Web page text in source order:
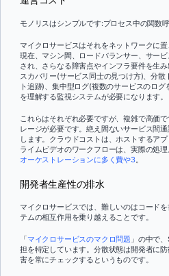
モノリスはシンプルです:プロセス中の関数
マイクロサービスはそれをネットワークに
現在、マシン間、ロードバランサー、サー
され、さらなる障害点やインフラ要件を生
スカバリー(サービス同士の見つけ方)、分
ト追跡)、集中型ログ(複数のサービスのロ
を理解する監視システムが必要になります。
これらはそれぞれ必要ですが、複雑で高価
レージが必要です。絶え間ないサービス間
します。クラウドコストは、ホストするア
ライムビデオのワークフローは、実際の処
オーケストレーションに多く費や3。
開発者生産性の排水
マイクロサービスでは、難しいのはコード
テムの相互作用を乗り越えることです。
「マイクロサービスのマクロ問題 」の中で
担を特定しています。分散状態は開発者に
害を常にチェックするというものです。